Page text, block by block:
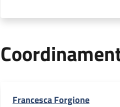
Francesca Forgione